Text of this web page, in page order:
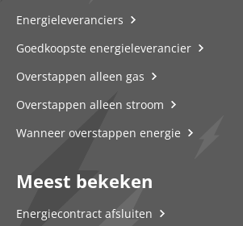
Energieleveranciers
Goedkoopste energieleverancier
Overstappen alleen gas
Overstappen alleen stroom
Wanneer overstappen energie
Meest bekeken
Energiecontract afsluiten